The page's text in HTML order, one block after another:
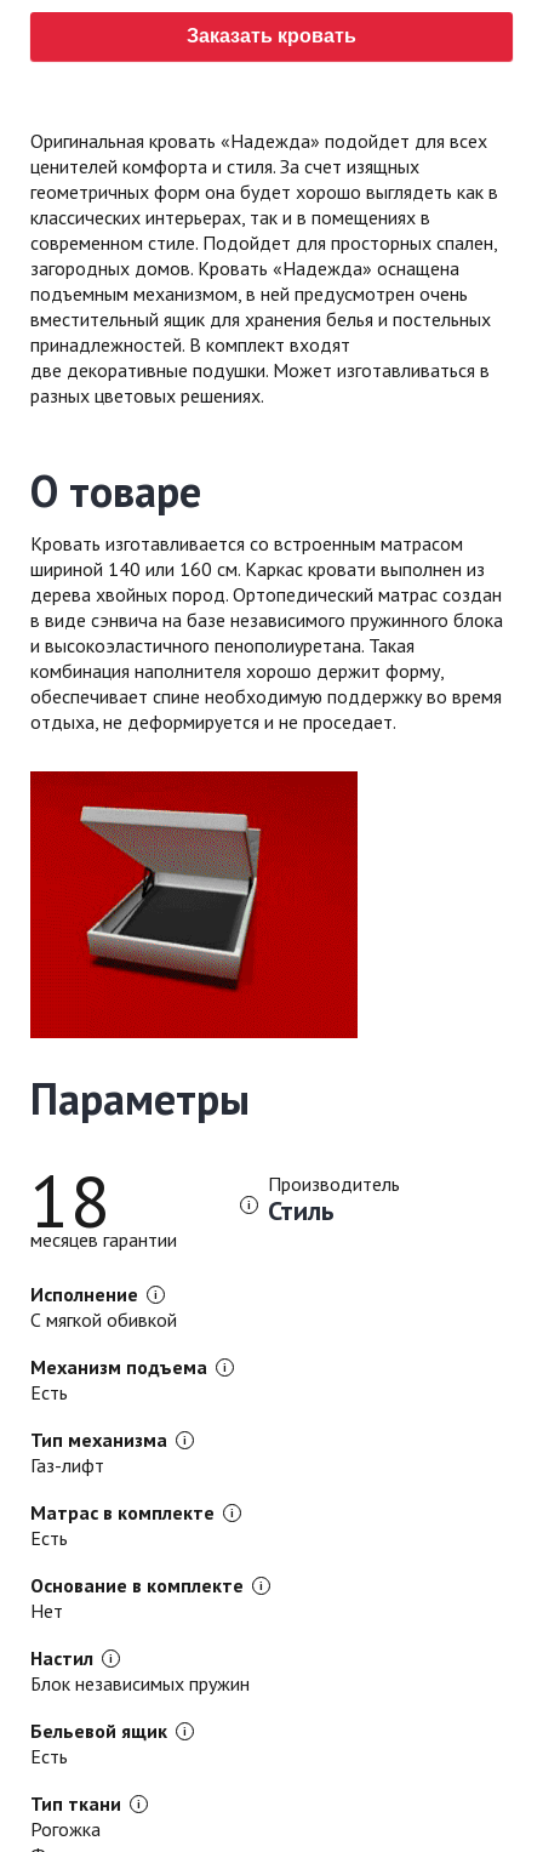
Заказать кровать
Оригинальная кровать «Надежда» подойдет для всех
ценителей комфорта и стиля. За счет изящных
геометричных форм она будет хорошо выглядеть как в
классических интерьерах, так и в помещениях в
современном стиле. Подойдет для просторных спален,
загородных домов. Кровать «Надежда» оснащена
подъемным механизмом, в ней предусмотрен очень
вместительный ящик для хранения белья и постельных
принадлежностей. В комплект входят
две декоративные подушки. Может изготавливаться в
разных цветовых решениях.
О товаре
Кровать изготавливается со встроенным матрасом
шириной 140 или 160 см. Каркас кровати выполнен из
дерева хвойных пород. Ортопедический матрас создан
в виде сэнвича на базе независимого пружинного блока
и высокоэластичного пенополиуретана. Такая
комбинация наполнителя хорошо держит форму,
обеспечивает спине необходимую поддержку во время
отдыха, не деформируется и не проседает.
Параметры
Исполнение
С мягкой обивкой
Механизм подъема
Есть
Тип механизма
Газ-лифт
Матрас в комплекте
Есть
Основание в комплекте
Нет
Настил
Блок независимых пружин
Бельевой ящик
Есть
Тип ткани
Рогожка
Производитель
Стиль
18
месяцев гарантии